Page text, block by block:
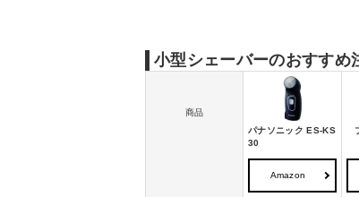
小型シェーバーのおすすめ
商品
パナソニック ES-KS
30
Amazon